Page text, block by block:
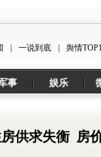
一说到底 舆情
事 娱乐
供求失衡 房